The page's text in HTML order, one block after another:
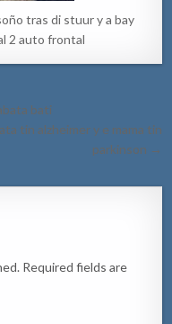
tras di stuur y a bay
2 auto frontal
bati
tin alzheimer y e mama tin
parkinson →
Required fields are